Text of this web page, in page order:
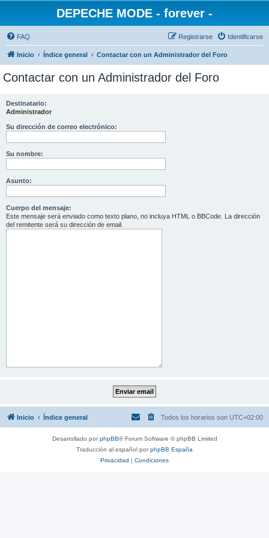
DEPECHE MODE - forever -
FAQ Identificarse
Registrarse
Inicio Índice general Contactar con un Administrador del Foro
Contactar con un Administrador del Foro
Destinatario:
Administrador
Su dirección de correo electrónico:
Su nombre:
Asunto:
Cuerpo del mensaje:
Este mensaje será enviado como texto plano, no incluya HTML o BBCode. La dirección
del remitente será su dirección de email.
Inicio Índice general Todos los horarios son UTC+02:00
Desarrollado porphpBB® Forum Software © phpBB Limited
Traducción al español porphpBB España
Privacidad | Condiciones